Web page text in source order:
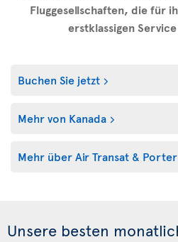
Fluggesellschaften, die für
erstklassigen
Buchen Sie jetzt
Mehr von Kanada
Mehr über Air Transat & Porter
Unsere besten